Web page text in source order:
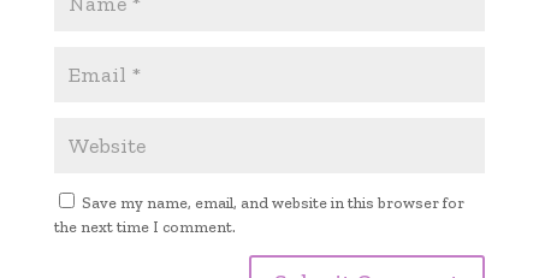
Save my name, email, and website in this browser for
the next time I comment.